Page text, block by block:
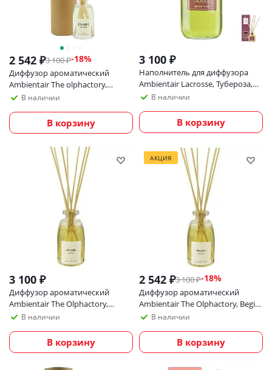
2 542 ₽3 100₽-18%
Диффузор ароматический
Ambientair The olphactory,
capsule №1, palo santo, 100 мл
В наличии
В корзину
3 100 ₽
Наполнитель для диффузора
Ambientair Lacrosse, Тубероза,
250 млВ наличии
В корзину
3 100 ₽
Диффузор ароматический
Ambientair The Olphactory,
Utopia, Leather, 100 мл
В наличии
В корзину
АКЦИЯ
2 542 ₽3 100₽-18%
Диффузор ароматический
Ambientair The Olphactory, Begin,
Foliage, 100 мл
В наличии
В корзину